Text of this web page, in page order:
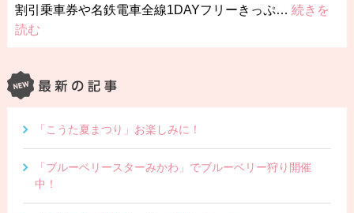
割引乗車券や名鉄電車全線1DAYフリーきっぷ… 続きを
読む
「こうた夏まつり」お楽しみに！
「ブルーベリースターみかわ」でブルーベリー狩り開催
中！